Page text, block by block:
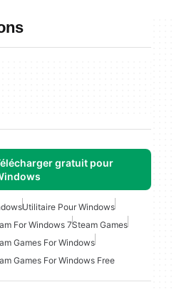
gratuit pour
Utilitaire Pour Windows
For Windows 7Steam Games
Games For Windows
Games For Windows Free